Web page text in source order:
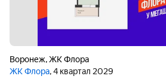
Воронеж,ЖК Флора
ЖК Флора, 4 квартал 2029